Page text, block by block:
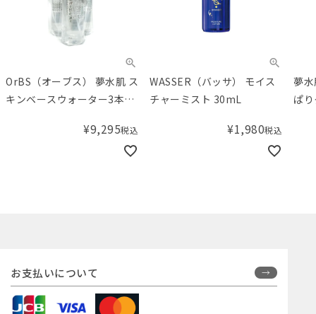
OrBS（オーブス） 夢水肌 ス
キンベースウォーター3本セ
¥9,295税込
WASSER（バッサ） モイス
チャーミスト 30mL
¥1,980税込
夢
ぱ
お支払いについて